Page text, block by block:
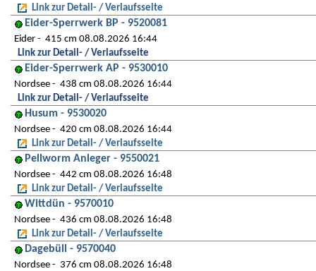
Link zur Detail- / Verlaufsseite
Eider-Sperrwerk BP - 9520081
Eider
415 cm 08.08.2026 16:44
Link zur Detail- / Verlaufsseite
Eider-Sperrwerk AP - 9530010
Nordsee
438 cm 08.08.2026 16:44
Link zur Detail- / Verlaufsseite
Husum - 9530020
Nordsee
420 cm 08.08.2026 16:44
Link zur Detail- / Verlaufsseite
Pellworm Anleger - 9550021
Nordsee
442 cm 08.08.2026 16:48
Link zur Detail- / Verlaufsseite
Wittdün - 9570010
Nordsee
436 cm 08.08.2026 16:48
Link zur Detail- / Verlaufsseite
Dagebüll - 9570040
Nordsee
376 cm 08.08.2026 16:48